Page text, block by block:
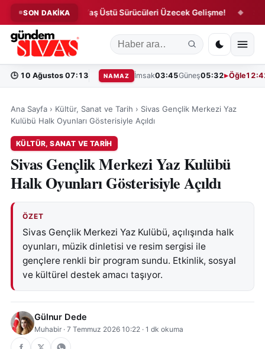
SON DAKİKA
◆ 65 Yaş Üstü Sürücüleri Üzecek Gelişme! ◆
🕒 10 Ağustos 07:13 NAMAZ İmsak03:45Güneş05:32 Öğle
Ana Sayfa › Kültür, Sanat ve Tarih › Sivas Gençlik Merkezi Yaz
Kulübü Halk Oyunları Gösterisiyle Açıldı
KÜLTÜR, SANAT VE TARIH
Sivas Gençlik Merkezi Yaz Kulübü
Halk Oyunları Gösterisiyle Açıldı
ÖZET
Sivas Gençlik Merkezi Yaz Kulübü, açılışında halk
oyunları, müzik dinletisi ve resim sergisi ile
gençlere renkli bir program sundu. Etkinlik, sosyal
ve kültürel destek amacı taşıyor.
Gülnur Dede
Muhabir · 7 Temmuz 2026 10:22 · 1 dk okuma